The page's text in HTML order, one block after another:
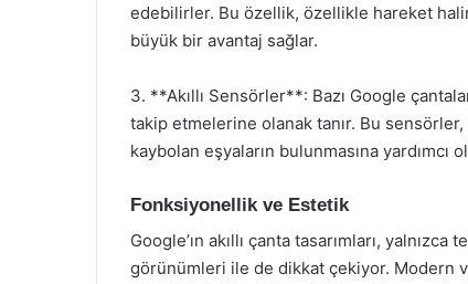
edebilirler. Bu özellik, özellikle hareket
büyük bir avantaj sağlar.
3. **Akıllı Sensörler**: Bazı Google
takip etmelerine olanak tanır. Bu
kaybolan eşyaların bulunmasına yardımcı
Fonksiyonellik ve Estetik
Google’ın akıllı çanta tasarımları,
görünümleri ile de dikkat çekiyor. Modern